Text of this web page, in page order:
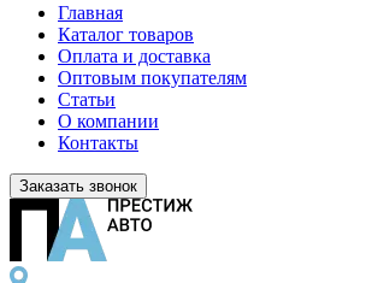
Главная
Каталог товаров
Оплата и доставка
Оптовым покупателям
Статьи
О компании
Контакты
Заказать звонок